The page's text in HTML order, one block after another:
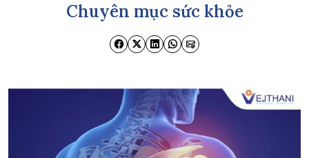
Chuyên mục sức khỏe